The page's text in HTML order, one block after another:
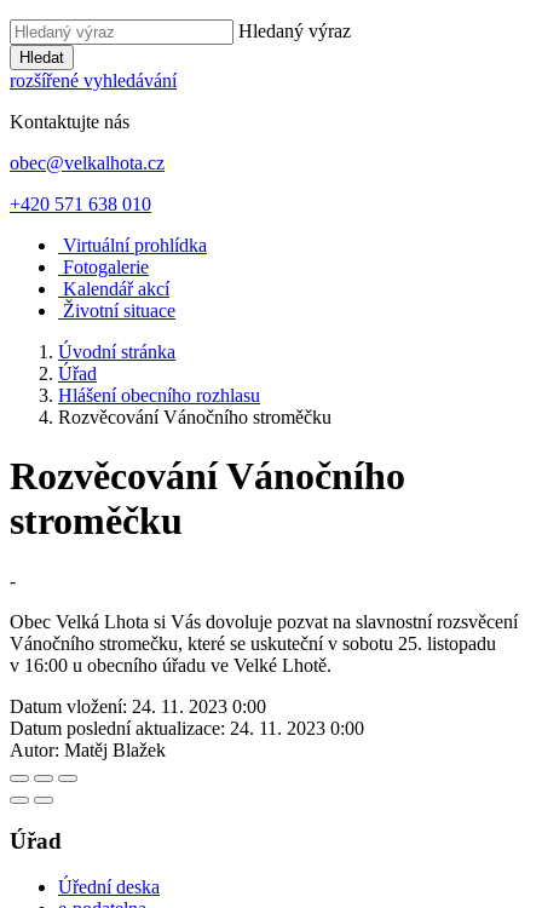
Hledaný výraz
Hledat
rozšířené vyhledávání
Kontaktujte nás
obec@velkalhota.cz
+420 571 638 010
Virtuální prohlídka
Fotogalerie
Kalendář akcí
Životní situace
Úvodní stránka
Úřad
Hlášení obecního rozhlasu
Rozvěcování Vánočního stroměčku
Rozvěcování Vánočního
stroměčku
-
Obec Velká Lhota si Vás dovoluje pozvat na slavnostní rozsvěcení
Vánočního stromečku, které se uskuteční v sobotu 25. listopadu
v 16:00 u obecního úřadu ve Velké Lhotě.
Datum vložení: 24. 11. 2023 0:00
Datum poslední aktualizace: 24. 11. 2023 0:00
Autor: Matěj Blažek
Úřad
Úřední deska